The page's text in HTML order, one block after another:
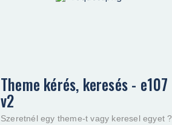
Theme kérés, keresés - e107
v2
Szeretnél egy theme-t vagy keresel egyet ?